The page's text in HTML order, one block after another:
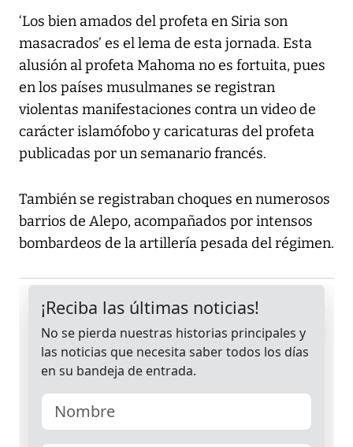
‘Los bien amados del profeta en Siria son
masacrados’ es el lema de esta jornada. Esta
alusión al profeta Mahoma no es fortuita, pues
en los países musulmanes se registran
violentas manifestaciones contra un video de
carácter islamófobo y caricaturas del profeta
publicadas por un semanario francés.
También se registraban choques en numerosos
barrios de Alepo, acompañados por intensos
bombardeos de la artillería pesada del régimen.